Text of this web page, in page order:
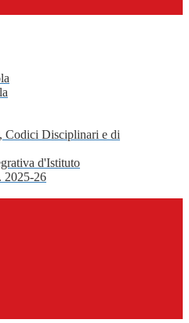
Disciplinari e di
d'Istituto
2025-26